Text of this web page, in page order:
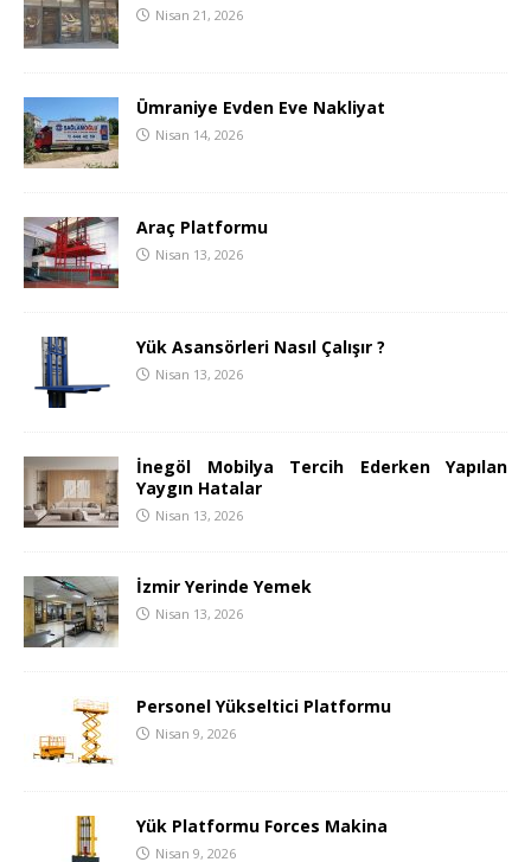
Nisan 21, 2026
Ümraniye Evden Eve Nakliyat
Nisan 14, 2026
Araç Platformu
Nisan 13, 2026
Yük Asansörleri Nasıl Çalışır ?
Nisan 13, 2026
İnegöl Mobilya Tercih Ederken Yapılan
Yaygın Hatalar
Nisan 13, 2026
İzmir Yerinde Yemek
Nisan 13, 2026
Personel Yükseltici Platformu
Nisan 9, 2026
Yük Platformu Forces Makina
Nisan 9, 2026